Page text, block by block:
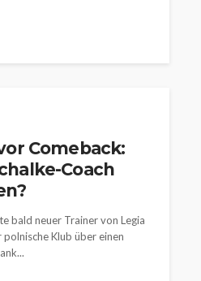
Comeback:
Coach
bald neuer Trainer von Legia
Klub über einen